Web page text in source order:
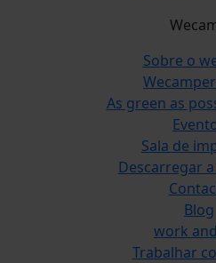
Sobre o
As green as
Sala de
Descarregar
Blog
work
Trabalhar